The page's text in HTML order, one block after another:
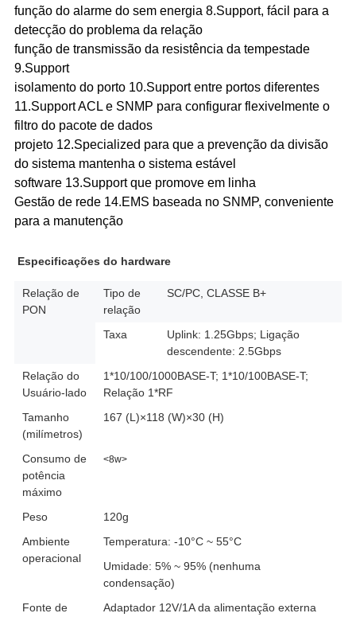
função do alarme do sem energia 8.Support, fácil para a
detecção do problema da relação
função de transmissão da resistência da tempestade
9.Support
isolamento do porto 10.Support entre portos diferentes
11.Support ACL e SNMP para configurar flexivelmente o
filtro do pacote de dados
projeto 12.Specialized para que a prevenção da divisão
do sistema mantenha o sistema estável
software 13.Support que promove em linha
Gestão de rede 14.EMS baseada no SNMP, conveniente
para a manutenção
Especificações do hardware
Relação de
PON
Tipo de
relação
SC/PC, CLASSE B+
Taxa
Uplink: 1.25Gbps; Ligação
descendente: 2.5Gbps
Relação do
Usuário-lado
1*10/100/1000BASE-T; 1*10/100BASE-T;
Relação 1*RF
Tamanho
(milímetros)
167 (L)×118 (W)×30 (H)
Consumo de
potência
máximo
<8w>
Peso
120g
Ambiente
operacional
Temperatura: -10°C ~ 55°C
Umidade: 5% ~ 95% (nenhuma
condensação)
Fonte de
Adaptador 12V/1A da alimentação externa